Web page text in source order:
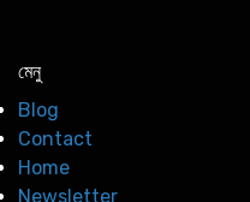
মেনু
Blog
Contact
Home
Newsletter